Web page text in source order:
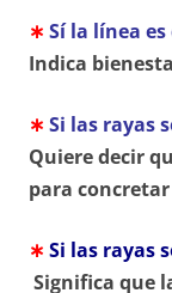
∗ Sí la línea
Indica
∗ Si las rayas
Quiere decir
para
∗ Si las rayas
Significa que